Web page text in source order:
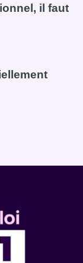
il faut
dans des lieux